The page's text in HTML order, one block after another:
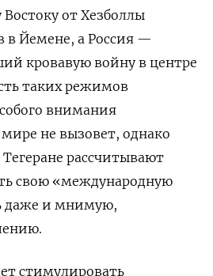
от Хезболлы
в Йемене, а Россия —
кровавую войну в центре
таких режимов
внимания
не вызовет, однако
рассчитывают
свою «международную
даже и мнимую,
стимулировать